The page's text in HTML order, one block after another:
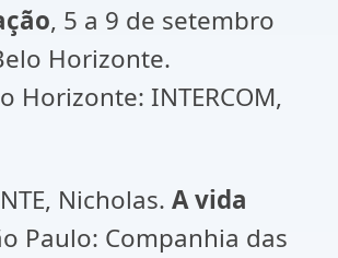
, 5 a 9 de setembro
Horizonte.
Horizonte: INTERCOM,
Nicholas. A vida
Paulo: Companhia das